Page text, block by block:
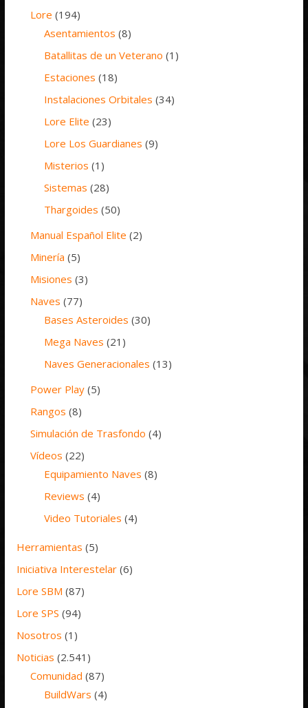
Lore (194)
Asentamientos (8)
Batallitas de un Veterano (1)
Estaciones (18)
Instalaciones Orbitales (34)
Lore Elite (23)
Lore Los Guardianes (9)
Misterios (1)
Sistemas (28)
Thargoides (50)
Manual Español Elite (2)
Minería (5)
Misiones (3)
Naves (77)
Bases Asteroides (30)
Mega Naves (21)
Naves Generacionales (13)
Power Play (5)
Rangos (8)
Simulación de Trasfondo (4)
Vídeos (22)
Equipamiento Naves (8)
Reviews (4)
Video Tutoriales (4)
Herramientas (5)
Iniciativa Interestelar (6)
Lore SBM (87)
Lore SPS (94)
Nosotros (1)
Noticias (2.541)
Comunidad (87)
BuildWars (4)